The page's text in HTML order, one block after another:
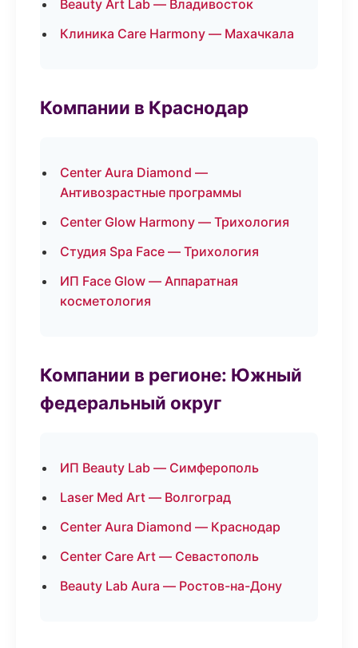
Beauty Art Lab — Владивосток
Клиника Care Harmony — Махачкала
Компании в Краснодар
Center Aura Diamond —
Антивозрастные программы
Center Glow Harmony — Трихология
Студия Spa Face — Трихология
ИП Face Glow — Аппаратная
косметология
Компании в регионе: Южный
федеральный округ
ИП Beauty Lab — Симферополь
Laser Med Art — Волгоград
Center Aura Diamond — Краснодар
Center Care Art — Севастополь
Beauty Lab Aura — Ростов-на-Дону